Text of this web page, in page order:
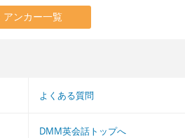
アンカー一覧
よくある質問
DMM英会話トップへ